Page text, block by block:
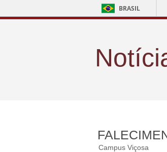
BRASIL
Campus Viçosa